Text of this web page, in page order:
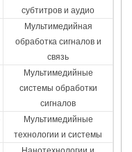
субтитров и аудио
Мультимедийная
обработка сигналов и
связь
Мультимедийные
системы обработки
сигналов
Мультимедийные
технологии и системы